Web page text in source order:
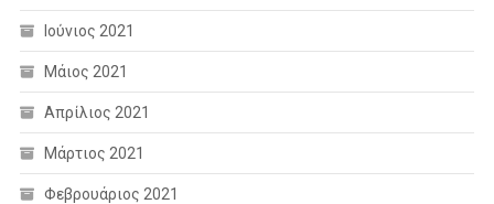
Ιούνιος 2021
Μάιος 2021
Απρίλιος 2021
Μάρτιος 2021
Φεβρουάριος 2021